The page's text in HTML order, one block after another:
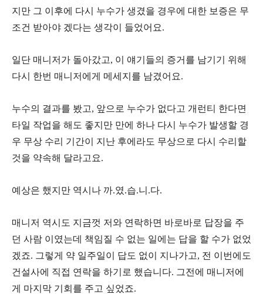
지만 그 이후에 다시 누수가 생겼을 경우에 대한 보증은 무
조건 받아야 겠다는 생각이 들었어요.
일단 매니저가 돌아갔고, 이 얘기들의 증거를 남기기 위해
다시 한번 매니저에게 메세지를 남겼어요.
누수의 결과를 봤고, 앞으로 누수가 없다고 개런티 한다면
타일 작업을 해도 좋지만 만에 하나 다시 누수가 발생할 경
우 무상 수리 기간이 지난 후에라도 무상으로 다시 수리할
것을 약속해 달라고요.
예상은 했지만 역시나 까.였.습.니.다.
매니저 역시도 지금껏 저와 연락하면 바로바로 답장을 주
던 사람 이였는데 책임질 수 없는 일에는 답을 할 수가 없었
겠죠. 그렇게 약 일주일이 답도 없이 지나가고, 전 이번에도
건설사에 직접 연락을 하기로 했습니다. 그전에 매니저에
게 마지막 기회를 주고 싶었죠.